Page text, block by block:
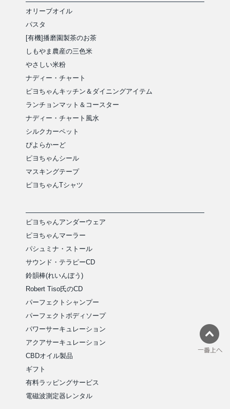
オリーブオイル
パスタ
[有機]播磨園製茶のお茶
しもやま農産の三色米
やさしい米粉
ナディー・チャート
ピヨちゃんキッチン＆ダイニングアイテム
ランチョンマット＆コースター
ナディー・チャート風水
シルクカーペット
ぴよらかーど
ピヨちゃんシール
マスキングテープ
ピヨちゃんTシャツ
ピヨちゃんアンダーウェア
ピヨちゃんマーラー
パシュミナ・ストール
サウンド・テラピーCD
鈴韻棒(れいんぼう)
Robert Tiso氏のCD
パーフェクトシャンプー
パーフェクトボディソープ
パワーサーキュレーション
アクアサーキュレーション
CBDオイル製品
ギフト
有料ラッピングサービス
電磁波測定器レンタル